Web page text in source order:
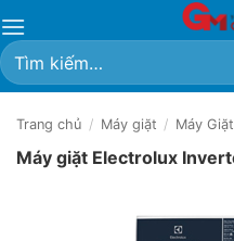
qua
nội
dung
Tìm
kiếm:
Trang chủ / Máy giặt / Máy
Máy giặt Electrolux